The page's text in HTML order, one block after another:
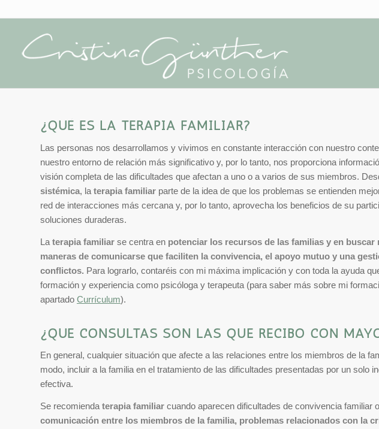
¿QUÉ ES LA TERAPIA FAMILIAR?
Las personas nos desarrollamos y vivimos en constante interacción con nuestro
nuestro entorno de relación más significativo y, por lo tanto, nos proporciona
visión completa de las dificultades que afectan a uno o a varios de sus miembros.
sistémica, la terapia familiar parte de la idea de que los problemas se entienden
red de interacciones más cercana y, por lo tanto, aprovecha los beneficios de su
soluciones duraderas.
La terapia familiar se centra en potenciar los recursos de las familias y en buscar
maneras de comunicarse que faciliten la convivencia, el apoyo mutuo y una
conflictos. Para lograrlo, contaréis con mi máxima implicación y con toda la ayuda
formación y experiencia como psicóloga y terapeuta (para saber más sobre mi
apartado Currículum).
¿QUÉ CONSULTAS SON LAS QUE RECIBO CON
En general, cualquier situación que afecte a las relaciones entre los miembros de la
modo, incluir a la familia en el tratamiento de las dificultades presentadas por un
efectiva.
Se recomienda terapia familiar cuando aparecen dificultades de convivencia familiar
comunicación entre los miembros de la familia, problemas relacionados con la